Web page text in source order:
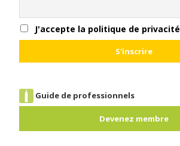
J'accepte la politique de privacité
Guide de professionnels
Devenez membre